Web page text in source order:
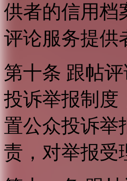
供者的信用档
评论服务提供
第十条 跟帖
投诉举报制度
置公众投诉举
责，对举报受